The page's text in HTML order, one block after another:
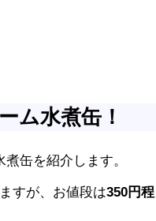
ム水煮缶！
缶を紹介します。
すが、お値段は350円程